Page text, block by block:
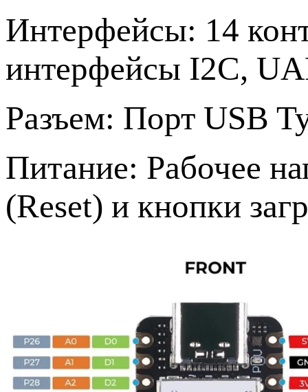
Интерфейсы: 14
интерфейсы I2C,
Разъем: Порт USB
Питание: Рабочее
(Reset) и кнопки